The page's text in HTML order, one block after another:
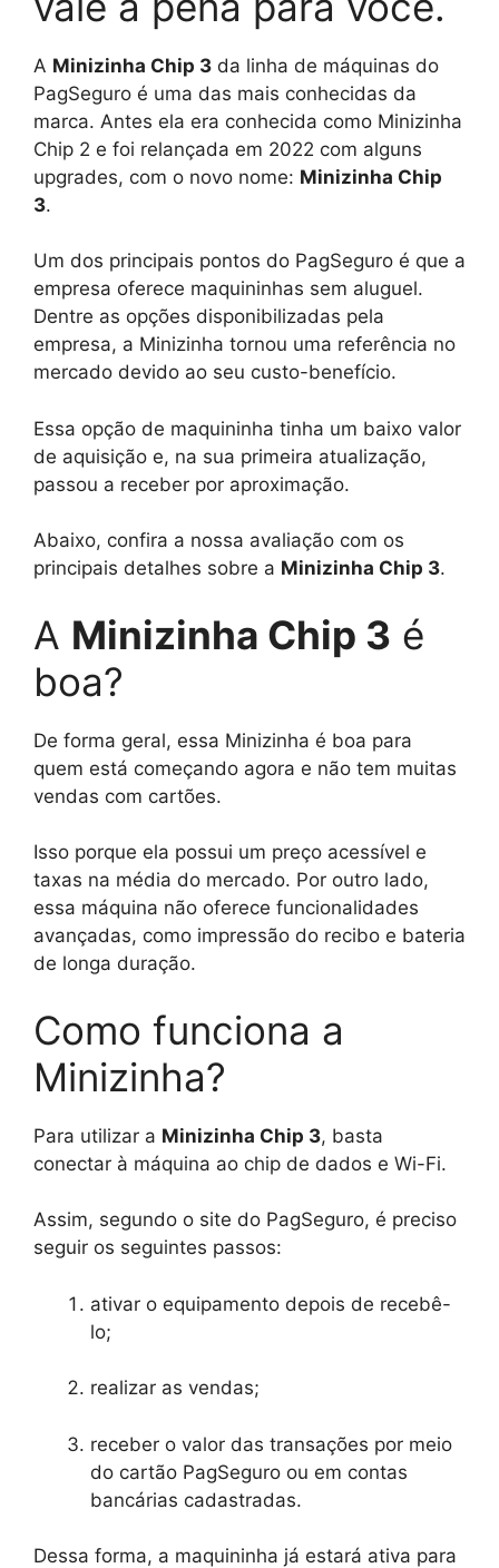
A Minizinha Chip 3 da linha de máquinas do
PagSeguro é uma das mais conhecidas da
marca. Antes ela era conhecida como Minizinha
Chip 2 e foi relançada em 2022 com alguns
upgrades, com o novo nome: Minizinha Chip
3.
Um dos principais pontos do PagSeguro é que a
empresa oferece maquininhas sem aluguel.
Dentre as opções disponibilizadas pela
empresa, a Minizinha tornou uma referência no
mercado devido ao seu custo-benefício.
Essa opção de maquininha tinha um baixo valor
de aquisição e, na sua primeira atualização,
passou a receber por aproximação.
Abaixo, confira a nossa avaliação com os
principais detalhes sobre a Minizinha Chip 3.
A Minizinha Chip 3 é
boa?
De forma geral, essa Minizinha é boa para
quem está começando agora e não tem muitas
vendas com cartões.
Isso porque ela possui um preço acessível e
taxas na média do mercado. Por outro lado,
essa máquina não oferece funcionalidades
avançadas, como impressão do recibo e bateria
de longa duração.
Como funciona a
Minizinha?
Para utilizar a Minizinha Chip 3, basta
conectar à máquina ao chip de dados e Wi-Fi.
Assim, segundo o site do PagSeguro, é preciso
seguir os seguintes passos:
ativar o equipamento depois de recebê-
lo;
realizar as vendas;
receber o valor das transações por meio
do cartão PagSeguro ou em contas
bancárias cadastradas.
Dessa forma, a maquininha já estará ativa para